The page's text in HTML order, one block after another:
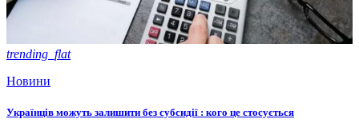
trending_flat
Новини
Українців можуть залишити без субсидії : кого це стосується